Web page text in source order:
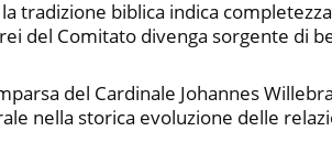
tradizione biblica indica
del Comitato divenga sorgente di
del Cardinale Johannes
nella storica evoluzione delle